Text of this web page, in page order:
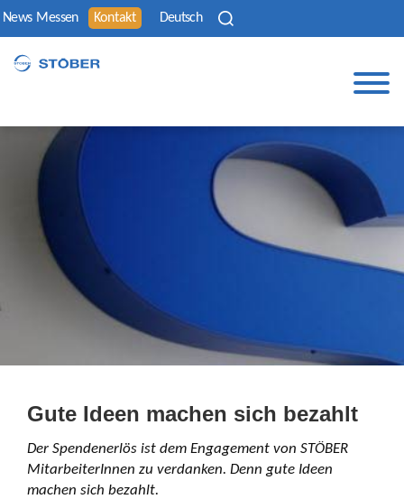
News Messen Kontakt Deutsch
Gute Ideen machen sich bezahlt
Der Spendenerlös ist dem Engagement von STÖBER
MitarbeiterInnen zu verdanken. Denn gute Ideen
machen sich bezahlt.